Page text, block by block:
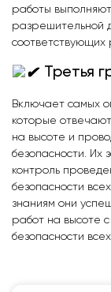
работы
разрешительной
соответствующих
Третья
Включает самых
которые
на высоте и
безопасности. Их
контроль
безопасности
знаниям они
работ на высоте
безопасности